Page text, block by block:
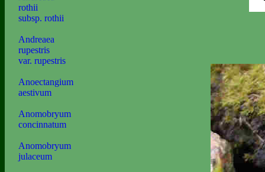
rothii
subsp. rothii
Andreaea
rupestris
var. rupestris
Anoectangium
aestivum
Anomobryum
concinnatum
Anomobryum
julaceum